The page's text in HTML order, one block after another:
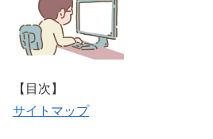
【目次】
サイトマップ